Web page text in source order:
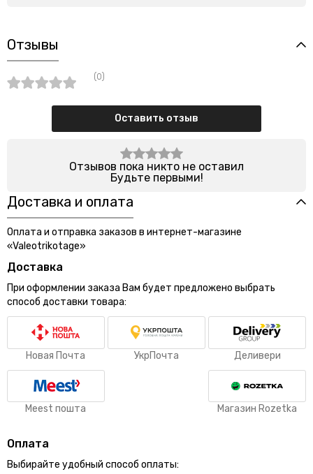
Отзывы
(0)
Оставить отзыв
Отзывов пока никто не оставил
Будьте первыми!
Доставка и оплата
Оплата и отправка заказов в интернет-магазине
«Valeotrikotage»
Доставка
При оформлении заказа Вам будет предложено выбрать
способ доставки товара:
Новая Почта УкрПочта Деливери
Meest пошта Магазин Rozetka
Оплата
Выбирайте удобный способ оплаты: